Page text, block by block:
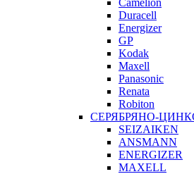
Camelion
Duracell
Energizer
GP
Kodak
Maxell
Panasonic
Renata
Robiton
СЕРЯБРЯНО-
SEIZAIKEN
ANSMANN
ENERGIZER
MAXELL